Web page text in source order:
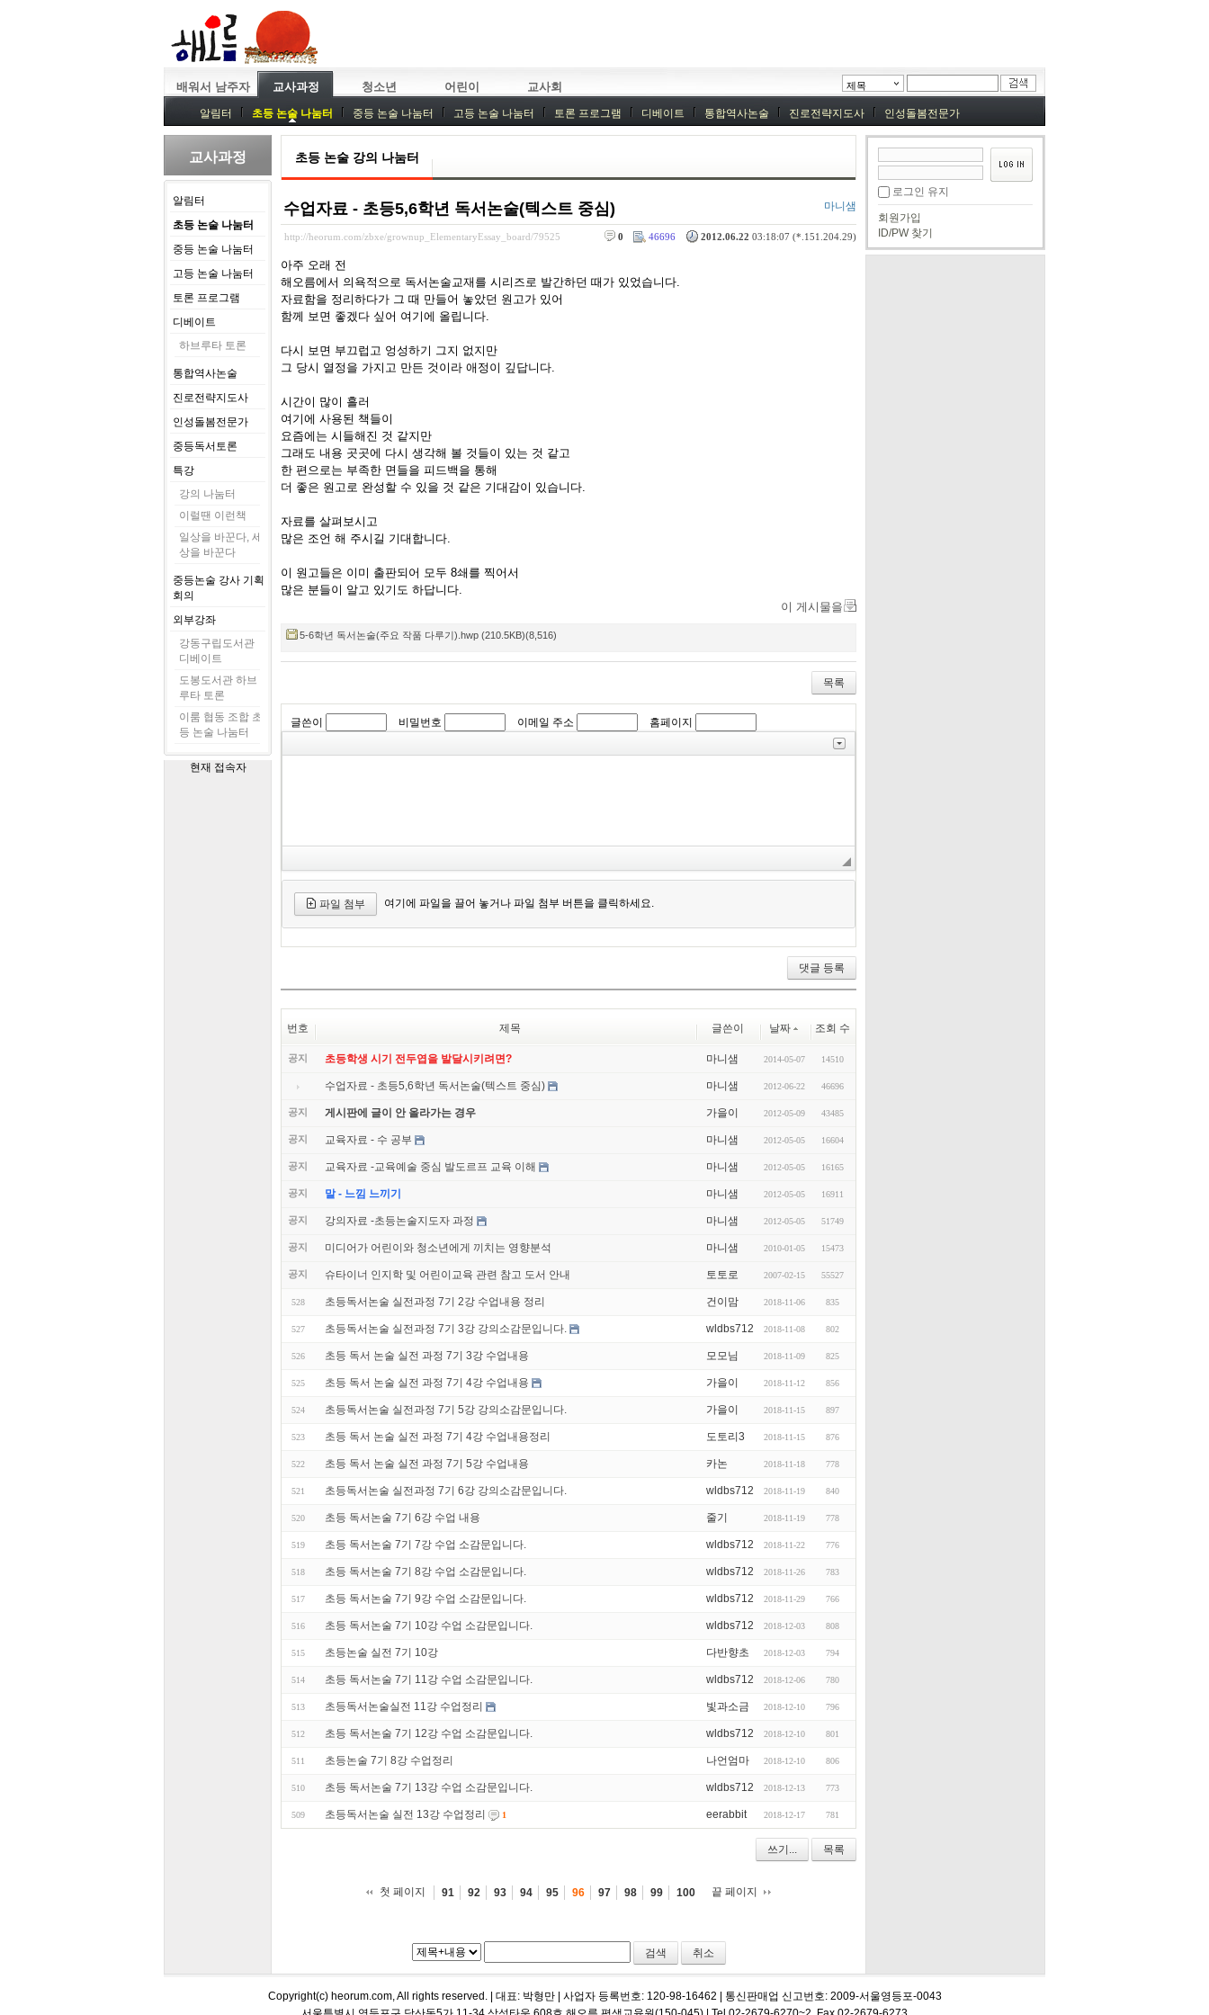
배워서 남주자 교사과정 청소년 어린이 교사회
알림터 초등 논술 나눔터 중등 논술 나눔터 고등 논술 나눔터 토론 프로그램 디베이트 통합역사논술 진로전략지도사
인성돌봄전문가
중등독서토론
특강 중등논술 강사 기획회의 외부강좌
제목
교사과정
알림터
초등 논술 나눔터
중등 논술 나눔터
고등 논술 나눔터
토론 프로그램
디베이트
하브루타 토론
통합역사논술
진로전략지도사
인성돌봄전문가
중등독서토론
특강
강의 나눔터
이럴땐 이런책
일상을 바꾼다, 세
상을 바꾼다
중등논술 강사 기획
회의
외부강좌
강동구립도서관
디베이트
도봉도서관 하브
루타 토론
이룸 협동 조합 초
등 논술 나눔터
현재 접속자
초등 논술 강의 나눔터
수업자료 - 초등5,6학년 독서논술(텍스트 중심) 마니샘
http://heorum.com/zbxe/grownup_ElementaryEssay_board/79525 2012.06.22 03:18:07 (*.151.204.29)
46696
0
아주 오래 전
해오름에서 의욕적으로 독서논술교재를 시리즈로 발간하던 때가 있었습니다.
자료함을 정리하다가 그 때 만들어 놓았던 원고가 있어
함께 보면 좋겠다 싶어 여기에 올립니다.
다시 보면 부끄럽고 엉성하기 그지 없지만
그 당시 열정을 가지고 만든 것이라 애정이 깊답니다.
시간이 많이 흘러
여기에 사용된 책들이
요즘에는 시들해진 것 같지만
그래도 내용 곳곳에 다시 생각해 볼 것들이 있는 것 같고
한 편으로는 부족한 면들을 피드백을 통해
더 좋은 원고로 완성할 수 있을 것 같은 기대감이 있습니다.
자료를 살펴보시고
많은 조언 해 주시길 기대합니다.
이 원고들은 이미 출판되어 모두 8쇄를 찍어서
많은 분들이 알고 있기도 하답니다.
이 게시물을
5-6학년 독서논술(주요 작품 다루기).hwp (210.5KB)(8,516)
목록
글쓴이 비밀번호 이메일 주소 홈페이지
파일 첨부 여기에 파일을 끌어 놓거나 파일 첨부 버튼을 클릭하세요.
번호 제목 글쓴이 날짜 조회 수
공지 초등학생 시기 전두엽을 발달시키려면? 마니샘 2014-05-07 14510
수업자료 - 초등5,6학년 독서논술(텍스트 중심) 마니샘 2012-06-22 46696
공지 게시판에 글이 안 올라가는 경우 가을이 2012-05-09 43485
공지 교육자료 - 수 공부 마니샘 2012-05-05 16604
공지 교육자료 -교육예술 중심 발도르프 교육 이해 마니샘 2012-05-05 16165
공지 말 - 느낌 느끼기 마니샘 2012-05-05 16911
공지 강의자료 -초등논술지도자 과정 마니샘 2012-05-05 51749
공지 미디어가 어린이와 청소년에게 끼치는 영향분석 마니샘 2010-01-05 15473
공지 슈타이너 인지학 및 어린이교육 관련 참고 도서 안내 토토로 2007-02-15 55527
528 초등독서논술 실전과정 7기 2강 수업내용 정리 건이맘 2018-11-06 835
527 초등독서논술 실전과정 7기 3강 강의소감문입니다. wldbs712 2018-11-08 802
526 초등 독서 논술 실전 과정 7기 3강 수업내용 모모님 2018-11-09 825
525 초등 독서 논술 실전 과정 7기 4강 수업내용 가을이 2018-11-12 856
524 초등독서논술 실전과정 7기 5강 강의소감문입니다. 가을이 2018-11-15 897
523 초등 독서 논술 실전 과정 7기 4강 수업내용정리 도토리3 2018-11-15 876
522 초등 독서 논술 실전 과정 7기 5강 수업내용 카논 2018-11-18 778
521 초등독서논술 실전과정 7기 6강 강의소감문입니다. wldbs712 2018-11-19 840
520 초등 독서논술 7기 6강 수업 내용 줄기 2018-11-19 778
519 초등 독서논술 7기 7강 수업 소감문입니다. wldbs712 2018-11-22 776
518 초등 독서논술 7기 8강 수업 소감문입니다. wldbs712 2018-11-26 783
517 초등 독서논술 7기 9강 수업 소감문입니다. wldbs712 2018-11-29 766
516 초등 독서논술 7기 10강 수업 소감문입니다. wldbs712 2018-12-03 808
515 초등논술 실전 7기 10강 다반향초 2018-12-03 794
514 초등 독서논술 7기 11강 수업 소감문입니다. wldbs712 2018-12-06 780
513 초등독서논술실전 11강 수업정리 빛과소금 2018-12-10 796
512 초등 독서논술 7기 12강 수업 소감문입니다. wldbs712 2018-12-10 801
511 초등논술 7기 8강 수업정리 나언엄마 2018-12-10 806
510 초등 독서논술 7기 13강 수업 소감문입니다. wldbs712 2018-12-13 773
509 초등독서논술 실전 13강 수업정리 1 eerabbit 2018-12-17 781
쓰기... 목록
첫 페이지 91 92 93 94 95 96 97 98 99 100 끝 페이지
취소
로그인 유지
회원가입
ID/PW 찾기
Copyright(c) heorum.com, All rights reserved. | 대표: 박형만 | 사업자 등록번호: 120-98-16462 | 통신판매업 신고번호: 2009-서울영등포-0043